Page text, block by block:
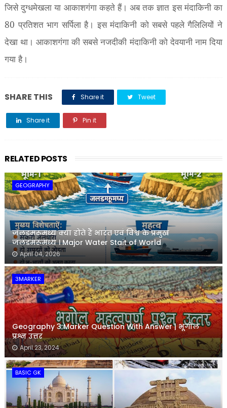
जिसे दुग्धमेखला या आकाशगंगा कहते हैं। अब तक ज्ञात इस मंदाकिनी का
80 प्रतिशत भाग सर्पिला है। इस मंदाकिनी को सबसे पहले गैलिलियों ने
देखा था। आकाशगंगा की सबसे नजदीकी मंदाकिनी को देवयानी नाम दिया
गया है।
SHARE THIS Share it Tweet
Share it Pin it
RELATED POSTS
GEOGRAPHY
जलडमरूमध्य क्या होते हैं भारत एवं विश्व के प्रमुख
जलडमरूमध्य । Major Water Stait of World
April 04, 2026
3MARKER
Geography 3 Marker Question With Answer | भूगोल
प्रश्न उत्तर
April 23, 2024
BASIC GK